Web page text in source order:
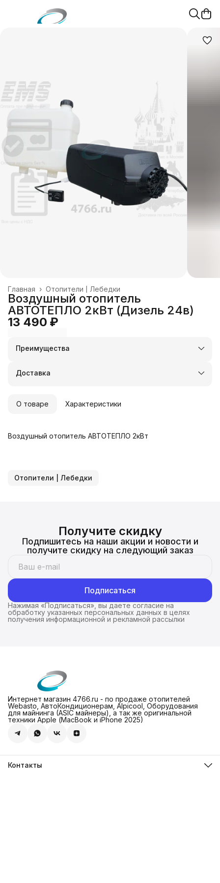
Отопители | Лебедки
Главная ›
Воздушный отопитель
АВТОТЕПЛО 2кВт (Дизель 24в)
13 490 ₽
Преимущества
Оплата частями в Сплит
Удобный возврат
Доставка
О товаре Характеристики
Воздушный отопитель АВТОТЕПЛО 2кВт
Отопители | Лебедки
Получите скидку
Подпишитесь на наши акции и новости и
получите скидку на следующий заказ
Подписаться
Нажимая «Подписаться», вы даете согласие на
обработку указанных персональных данных в целях
получения информационной и рекламной рассылки
Интернет магазин 4766.ru - по продаже отопителей
Webasto, АвтоКондиционерам, Alpicool, Оборудования
для майнинга (ASIC майнеры), а так же оригинальной
техники Apple (МасBook и iPhone 2025)
Контакты